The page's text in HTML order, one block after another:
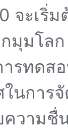
จะเริ่ม
มุมโล
รทดส
ในกา
ความ